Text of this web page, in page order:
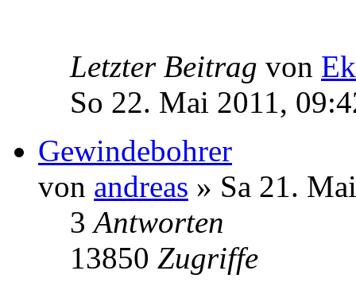
Letzter Beitrag von
So 22. Mai 2011,
Gewindebohrer
von andreas » Sa 21.
3Antworten
13850 Zugriffe